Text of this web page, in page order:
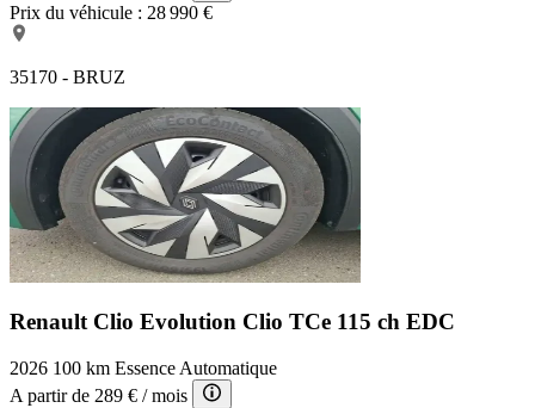
Prix du véhicule : 28 990 €
35170 - BRUZ
Renault Clio Evolution Clio TCe 115 ch EDC
2026 100 km Essence Automatique
A partir de 289 € / mois